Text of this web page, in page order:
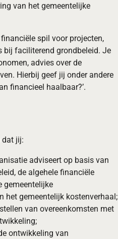
van het gemeentelijke
spil voor projecten,
faciliterend grondbeleid. Je
advies over de
Hierbij geef jij onder andere
financieel haalbaar?’.
dat jij:
adviseert op basis van
de algehele financiële
gemeentelijke
het gemeentelijk kostenverhaal;
van overeenkomsten met
ontwikkeling van